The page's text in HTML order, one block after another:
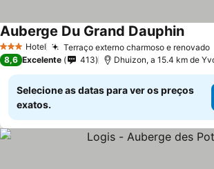
3 EstrelasHotel Terraço externo charmoso e renovado
Auberge Du Grand DauphinVer
8,6 Excelente 413 Dhuizon, a 15.4 km de
Selecione as datas para ver os preços
exatos.